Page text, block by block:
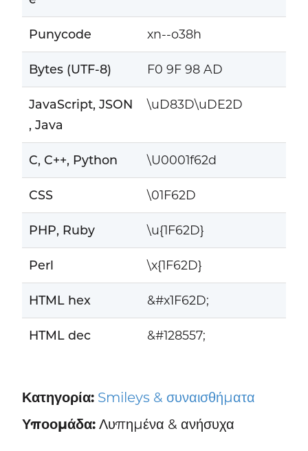
Punycode xn--o38h
Bytes (UTF-8) F0 9F 98 AD
JavaScript, JSON
, Java
\uD83D\uDE2D
C, C++, Python \U0001f62d
CSS \01F62D
PHP, Ruby \u{1F62D}
Perl \x{1F62D}
HTML hex &#x1F62D;
HTML dec &#128557;
Κατηγορία: Smileys & συναισθήματα
Υποομάδα:Λυπημένα & ανήσυχα